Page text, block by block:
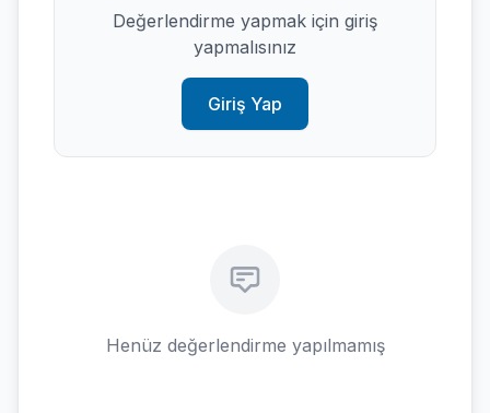
Değerlendirme yapmak için giriş
yapmalısınız
Giriş Yap
Henüz değerlendirme yapılmamış